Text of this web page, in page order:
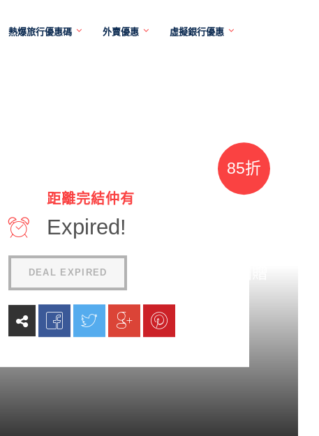
熱爆旅行優惠碼 外賣優惠 虛擬銀行優惠
距離完結仲有
Expired!
DEAL EXPIRED
85折